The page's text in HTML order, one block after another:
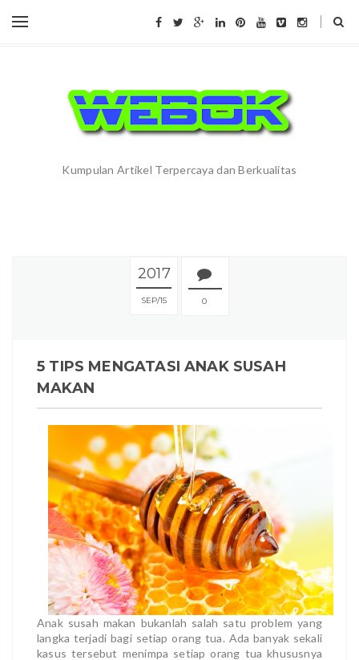
Kumpulan Artikel Terpercaya dan Berkualitas
2017
SEP 15 0
5 TIPS MENGATASI ANAK SUSAH
MAKAN
Anak susah makan bukanlah salah satu problem yang
langka terjadi bagi setiap orang tua. Ada banyak sekali
kasus tersebut menimpa setiap orang tua khususnya